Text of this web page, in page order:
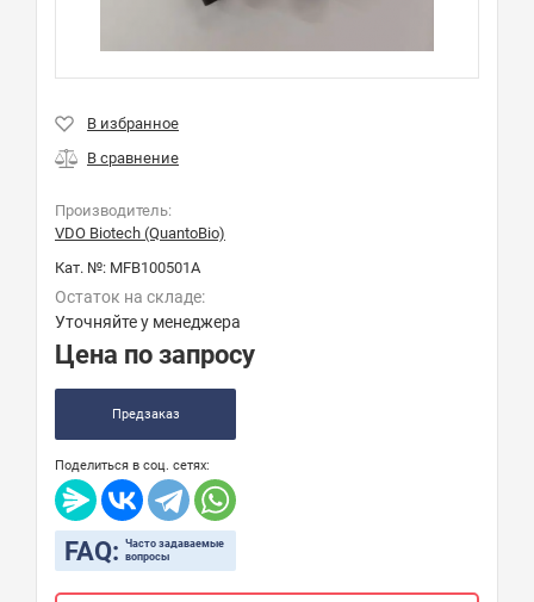
Производитель:
VDO Biotech (QuantoBio)
Кат. №: MFB100501A
Остаток на складе:
Уточняйте у менеджера
Цена по запросу
Предзаказ
Поделиться в соц. сетях:
FAQ: Часто задаваемые
вопросы